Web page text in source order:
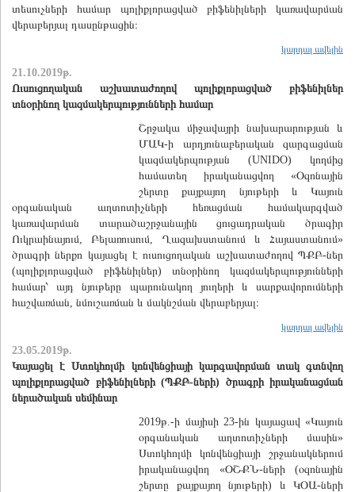
տեսուչների համար պոլիքլորացված բիֆենիլների կառավարման
վերաբերյալ դասընթացին։
կարդալ ավելին
21.10.2019թ.
Ուսուցողական աշխատաժողով պոլիքլորացված բիֆենիլներ
տնօրինող կազմակերպությունների համար
Շրջակա միջավայրի նախարարության և
ՄԱԿ-ի արդյունաբերական զարգացման
կազմակերպության (UNIDO) կողմից
համատեղ իրականացվող «Օզոնային
շերտը քայքայող նյութերի և Կայուն
օրգանական աղտոտիչների հեռացման համակարգված
կառավարման տարածաշրջանային ցուցադրական ծրագիր
Ուկրաինայում, Բելառուսում, Ղազախստանում և Հայաստանում»
ծրագրի ներքո կայացել է ուսուցողական աշխատաժողով ՊՔԲ-ներ
(պոլիքլորացված բիֆենիլներ) տնօրինող կազմակերպությունների
համար՝ այդ նյութերը պարունակող յուղերի և սարքավորումների
հաշվառման, նմուշառման և մակնշման վերաբերյալ։
կարդալ ավելին
23.05.2019թ.
Կայացել է Ստոկհոլմի կոնվենցիայի կարգավորման տակ գտնվող
պոլիքլորացված բիֆենիլների (ՊՔԲ-ների) ծրագրի իրականացման
ներածական սեմինար
2019թ.-ի մայիսի 23-ին կայացավ «Կայուն
օրգանական աղտոտիչների մասին»
Ստոկհոլմի կոնվենցիայի շրջանակներում
իրականացվող «ՕՇՔՆ-ների (օզոնային
շերտը քայքայող նյութերի) և ԿՕԱ-ների